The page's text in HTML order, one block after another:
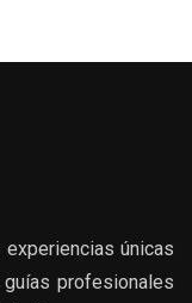
únicas
profesionales